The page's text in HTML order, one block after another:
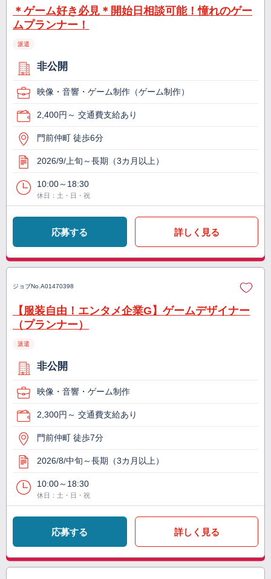
＊ゲーム好き必見＊開始日相談可能！憧れのゲー
ムプランナー！
派遣
非公開
映像・音響・ゲーム制作（ゲーム制作）
2,400円～ 交通費支給あり
門前仲町 徒歩6分
2026/9/上旬～長期（3カ月以上）
10:00～18:30
休日：土・日・祝
応募する 詳しく見る
ジョブNo. A01470398
【服装自由！エンタメ企業G】ゲームデザイナー
（プランナー）
派遣
非公開
映像・音響・ゲーム制作
2,300円～ 交通費支給あり
門前仲町 徒歩7分
2026/8/中旬～長期（3カ月以上）
10:00～18:30
休日：土・日・祝
応募する 詳しく見る